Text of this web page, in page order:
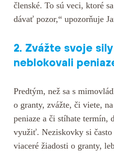
členské. To sú veci, ktoré
dávať pozor,“ upozorňuje
2. Zvážte svoje
neblokovali
Predtým, než sa s
o granty, zvážte, či viete,
peniaze a či stíhate termín,
využiť. Neziskovky si často
viaceré žiadosti o granty,